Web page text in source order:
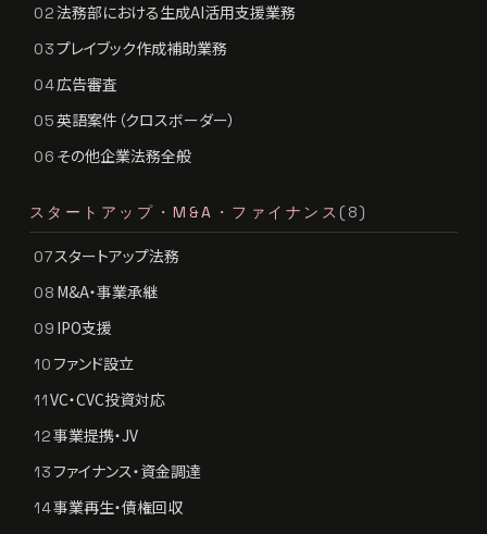
02法務部における生成AI活用支援業務
03プレイブック作成補助業務
04広告審査
05英語案件（クロスボーダー）
06 その他企業法務全般
スタートアップ・M&A・ファイナンス (8)
07スタートアップ法務
08 M&A・事業承継
09 IPO支援
10 ファンド設立
11VC・CVC投資対応
12事業提携・JV
13 ファイナンス・資金調達
14事業再生・債権回収